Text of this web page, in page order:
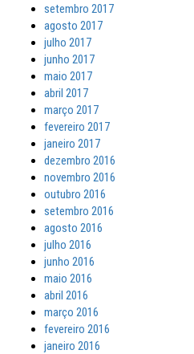
setembro 2017
agosto 2017
julho 2017
junho 2017
maio 2017
abril 2017
março 2017
fevereiro 2017
janeiro 2017
dezembro 2016
novembro 2016
outubro 2016
setembro 2016
agosto 2016
julho 2016
junho 2016
maio 2016
abril 2016
março 2016
fevereiro 2016
janeiro 2016